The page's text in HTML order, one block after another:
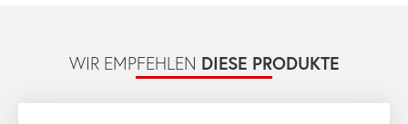
WIR EMPFEHLEN DIESE PRODUKTE